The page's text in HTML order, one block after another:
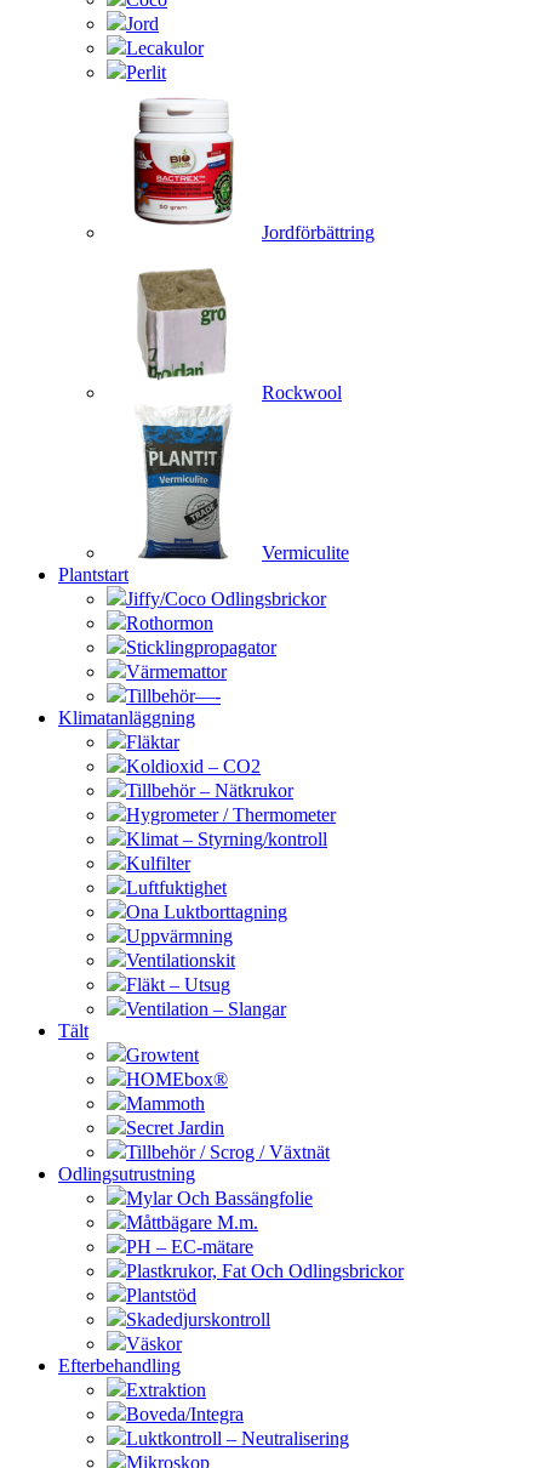
Jord
Lecakulor
Perlit
Jordförbättring
Rockwool
Vermiculite
Plantstart
Jiffy/Coco Odlingsbrickor
Rothormon
Sticklingpropagator
Värmemattor
Tillbehör—-
Klimatanläggning
Fläktar
Koldioxid – CO2
Tillbehör – Nätkrukor
Hygrometer / Thermometer
Klimat – Styrning/kontroll
Kulfilter
Luftfuktighet
Ona Luktborttagning
Uppvärmning
Ventilationskit
Fläkt – Utsug
Ventilation – Slangar
Tält
Growtent
HOMEbox®
Mammoth
Secret Jardin
Tillbehör / Scrog / Växtnät
Odlingsutrustning
Mylar Och Bassängfolie
Måttbägare M.m.
PH – EC-mätare
Plastkrukor, Fat Och Odlingsbrickor
Plantstöd
Skadedjurskontroll
Väskor
Efterbehandling
Extraktion
Boveda/Integra
Luktkontroll – Neutralisering
Mikroskop